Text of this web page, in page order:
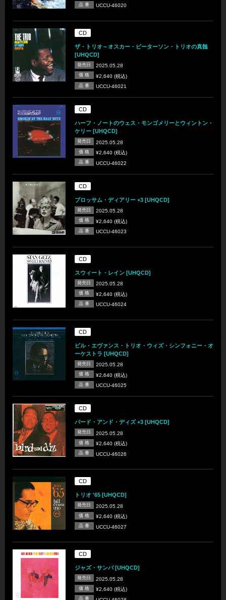
品 番 UCCU-46020
CD
ザ・トリオ～オスカー・ピーターソン・トリオの真髄
[UHQCD]
発売日 2025.05.28
価 格 ¥2,640 (税込)
品 番 UCCU-46021
CD
ハーフ・ノートのウェス・モンゴメリーとウィントン・
ケリー [UHQCD]
発売日 2025.05.28
価 格 ¥2,640 (税込)
品 番 UCCU-46022
CD
ブロッサム・ディアリー +3 [UHQCD]
発売日 2025.05.28
価 格 ¥2,640 (税込)
品 番 UCCU-46023
CD
スウィート・レイン [UHQCD]
発売日 2025.05.28
価 格 ¥2,640 (税込)
品 番 UCCU-46024
CD
ビル・エヴァンス・トリオ・ウィズ・シンフォニー・オ
ーケストラ [UHQCD]
発売日 2025.05.28
価 格 ¥2,640 (税込)
品 番 UCCU-46025
CD
バード・アンド・ディズ +3 [UHQCD]
発売日 2025.05.28
価 格 ¥2,640 (税込)
品 番 UCCU-46026
CD
トリオ '65 [UHQCD]
発売日 2025.05.28
価 格 ¥2,640 (税込)
品 番 UCCU-46027
CD
ジャズ・サンバ [UHQCD]
発売日 2025.05.28
価 格 ¥2,640 (税込)
品 番